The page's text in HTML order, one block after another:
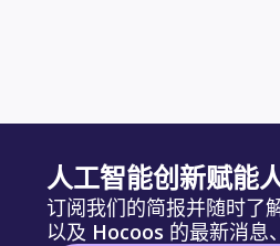
人工智能创新赋能
订阅我们的简报并随时了
以及 Hocoos 的最新消息